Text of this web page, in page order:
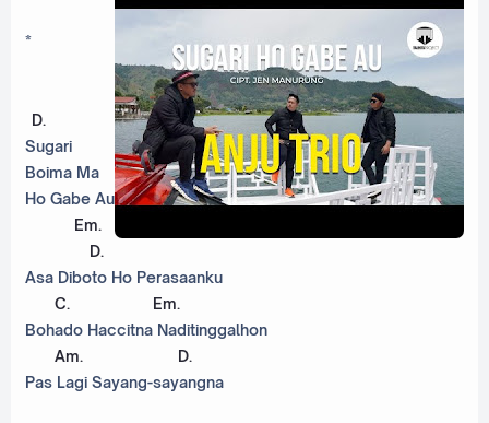
*
D.
Sugari
Boima Ma
Ho Gabe Au
Em.
D.
Asa Diboto Ho Perasaanku
C. Em.
Bohado Haccitna Naditinggalhon
Am. D.
Pas Lagi Sayang-sayangna